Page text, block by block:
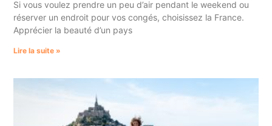
Si vous voulez prendre un peu d’air pendant le weekend ou
réserver un endroit pour vos congés, choisissez la France.
Apprécier la beauté d’un pays
Lire la suite »